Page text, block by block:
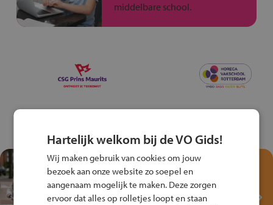
middelbare school.
Test je kennis met het
Fiets Veilig
Verkeersspel!
Hartelijk welkom bij de VO Gids!
Wij maken gebruik van cookies om jouw
bezoek aan onze website zo soepel en
aangenaam mogelijk te maken. Deze zorgen
ervoor dat alles op rolletjes loopt en staan